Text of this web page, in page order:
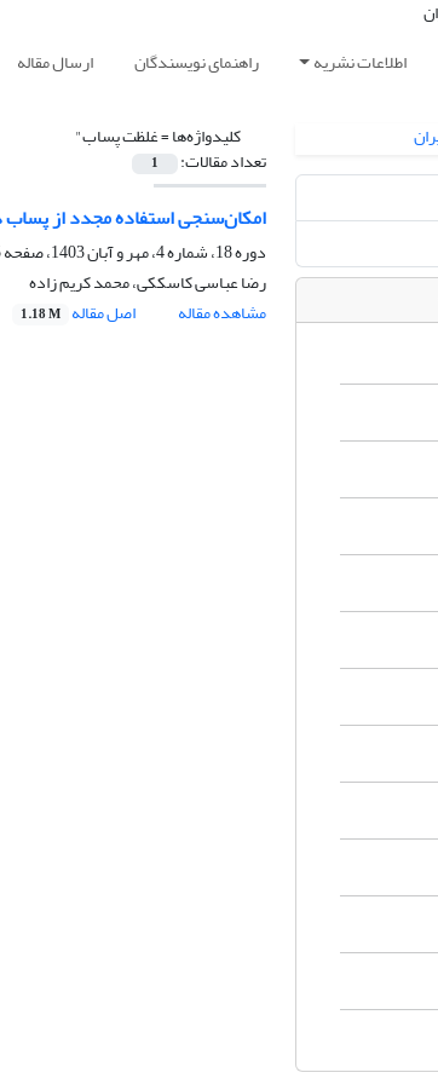
اطلاعات نشریه راهنمای نویسندگان ارسال مقاله
کلیدواژه‌ها =غلظت پساب"
تعداد مقالات: 1
امکان‌سنجی استفاده مجدد از
دوره 18، شماره 4، مهر و آبان 1403، صفحه
رضا عباسی کاسککی، محمد کریم زاده
مشاهده مقاله
اصل مقاله 1.18 M